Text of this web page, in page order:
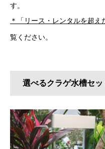
す。
＊
「リース・レンタルを超え
覧ください。
選べるクラゲ水槽セッ